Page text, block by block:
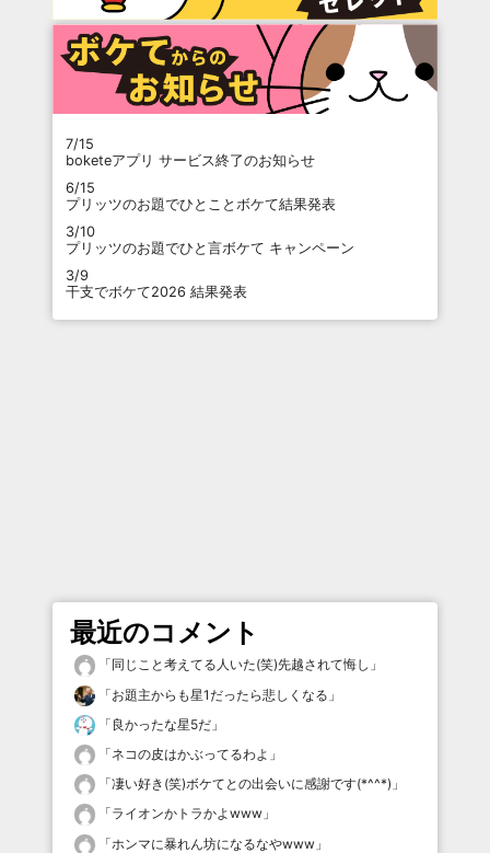
7/15
boketeアプリ サービス終了のお知らせ
6/15
プリッツのお題でひとことボケて結果発表
3/10
プリッツのお題でひと言ボケて キャンペーン
3/9
干支でボケて2026 結果発表
最近のコメント
「同じこと考えてる人いた(笑)先越されて悔し 」
「お題主からも星1だったら悲しくなる 」
「 良かったな星5だ 」
「ネコの皮はかぶってるわよ 」
「凄い好き(笑)ボケてとの出会いに感謝です(*^^*) 」
「ライオンかトラかよwww 」
「ホンマに暴れん坊になるなやwww 」